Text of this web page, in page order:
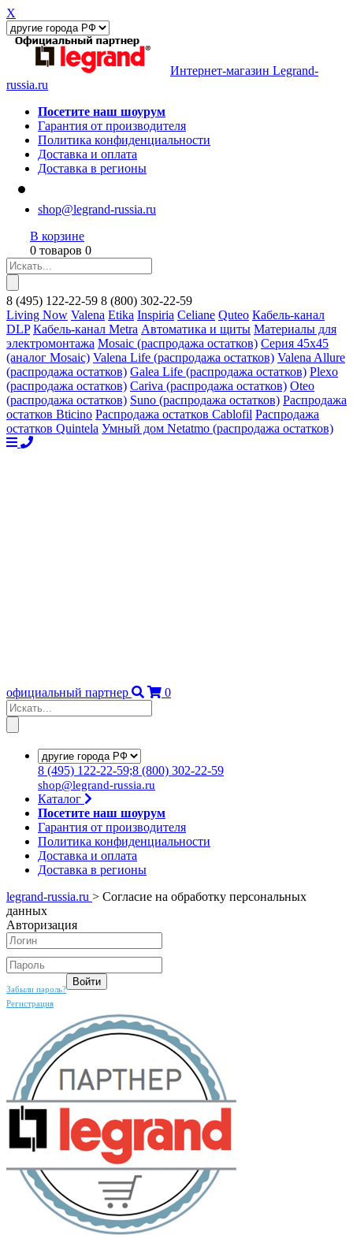
X
Интернет-магазин Legrand-
russia.ru
Посетите наш шоурум
Гарантия от производителя
Политика конфиденциальности
Доставка и оплата
Доставка в регионы
shop@legrand-russia.ru
В корзине
0 товаров 0
8 (495) 122-22-59 8 (800) 302-22-59
Living Now Valena Etika Inspiria Celiane Quteo Кабель-канал
DLP Кабель-канал Metra Автоматика и щиты Материалы для
электромонтажа Mosaic (распродажа остатков) Серия 45х45
(аналог Mosaic) Valena Life (распродажа остатков) Valena Allure
(распродажа остатков) Galea Life (распродажа остатков) Plexo
(распродажа остатков) Cariva (распродажа остатков) Oteo
(распродажа остатков) Suno (распродажа остатков) Распродажа
остатков Bticino Распродажа остатков Cablofil Распродажа
остатков Quintela Умный дом Netatmo (распродажа остатков)
официальный партнер 0
8 (495) 122-22-59;8 (800) 302-22-59
shop@legrand-russia.ru
Каталог
Посетите наш шоурум
Гарантия от производителя
Политика конфиденциальности
Доставка и оплата
Доставка в регионы
legrand-russia.ru > Согласие на обработку персональных
данных
Авторизация
Забыли пароль?
Регистрация